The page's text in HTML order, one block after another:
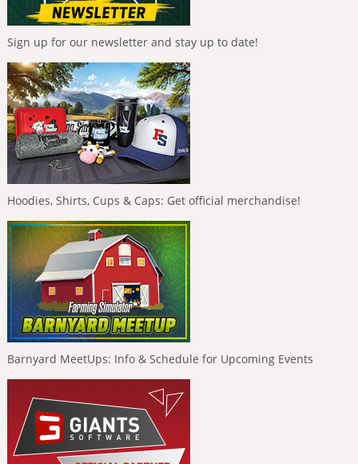
Sign up for our newsletter and stay up to date!
Hoodies, Shirts, Cups & Caps: Get official merchandise!
Barnyard MeetUps: Info & Schedule for Upcoming Events